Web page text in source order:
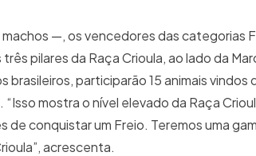
—, os vencedores das categorias
pilares da Raça Crioula, ao lado da
participarão 15 animais vindos
mostra o nível elevado da Raça
conquistar um Freio. Teremos uma
acrescenta.